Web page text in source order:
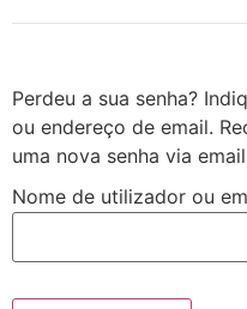
Perdeu a sua senha?
ou endereço de email.
uma nova senha via
Nome de utilizador ou